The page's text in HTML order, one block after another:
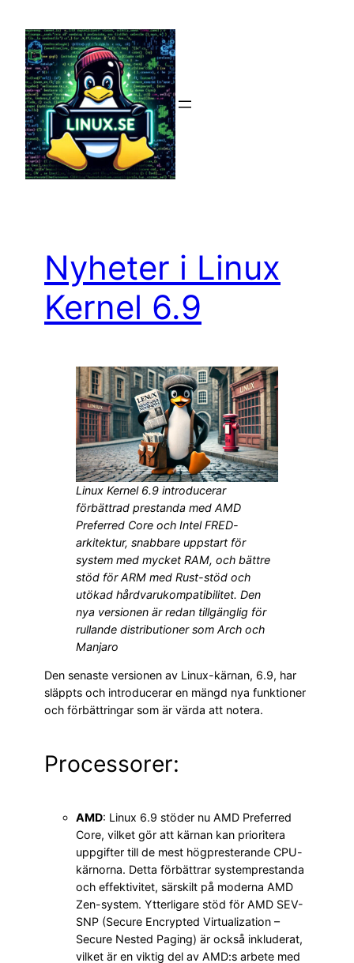
innehåll
Nyheter i Linux
Kernel 6.9
Linux Kernel 6.9 introducerar
förbättrad prestanda med AMD
Preferred Core och Intel FRED-
arkitektur, snabbare uppstart för
system med mycket RAM, och bättre
stöd för ARM med Rust-stöd och
utökad hårdvarukompatibilitet. Den
nya versionen är redan tillgänglig för
rullande distributioner som Arch och
Manjaro​
Den senaste versionen av Linux-kärnan, 6.9, har
släppts och introducerar en mängd nya funktioner
och förbättringar som är värda att notera.
Processorer:
AMD: Linux 6.9 stöder nu AMD Preferred
Core, vilket gör att kärnan kan prioritera
uppgifter till de mest högpresterande CPU-
kärnorna. Detta förbättrar systemprestanda
och effektivitet, särskilt på moderna AMD
Zen-system. Ytterligare stöd för AMD SEV-
SNP (Secure Encrypted Virtualization –
Secure Nested Paging) är också inkluderat,
vilket är en viktig del av AMD:s arbete med